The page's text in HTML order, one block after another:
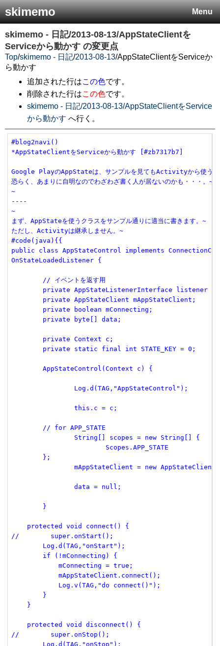
Menu
skimemo
skimemo - 日記/2013-08-13/AppStateClientを
Serviceから動かす の変更点
Top/skimemo - 日記/2013-08-13/AppStateClientをServiceか
ら動かす
追加された行はこの色です。
削除された行はこの色です。
skimemo - 日記/2013-08-13/AppStateClientをService
から動かす へ行く。
#blog2navi()
*AppStateClientをServiceから動かす [#zb7317b7]
Google PlayのAppStateは、サンプルを見てもActivityから使うケー
恐らく、あまりに自明なのでわざわざ書く人が居ないのかも・・・。~
~
----
~
まず、AppStateを使うクラスをサンプル通りに適当に書きます。~
ただし、Activityは継承しません。~
#code(java){{
public class AppStateControl implements
OnStateLoadedListener {
        // for APP_STATE
        };
    protected void connect() {
//        super.onStart();
        Log.d(TAG,"onStart");
        if (!mConnecting) {
            mConnecting = true;
            mAppStateClient.connect();
            Log.v(TAG,"do connect()");
        }
    }
    protected void disconnect() {
//        super.onStop();
        Log.d(TAG,"onStop");